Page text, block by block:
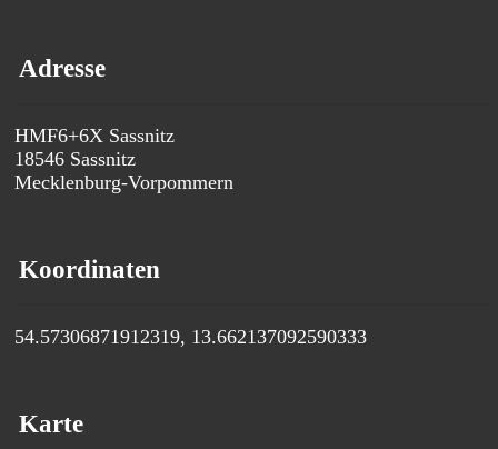
Adresse
HMF6+6X Sassnitz
18546 Sassnitz
Mecklenburg-Vorpommern
Koordinaten
54.57306871912319, 13.662137092590333
Karte